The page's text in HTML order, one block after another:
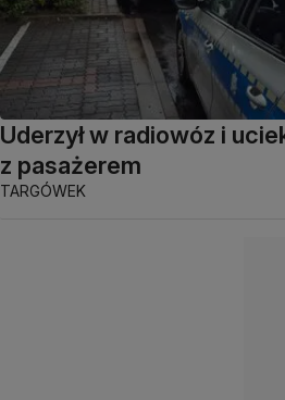
Uderzył w radiowóz i
z pasażerem
TARGÓWEK